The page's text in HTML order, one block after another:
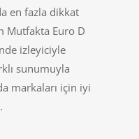
en fazla dikkat
Mutfakta Euro D
izleyiciyle
sunumuyla
markaları için iyi